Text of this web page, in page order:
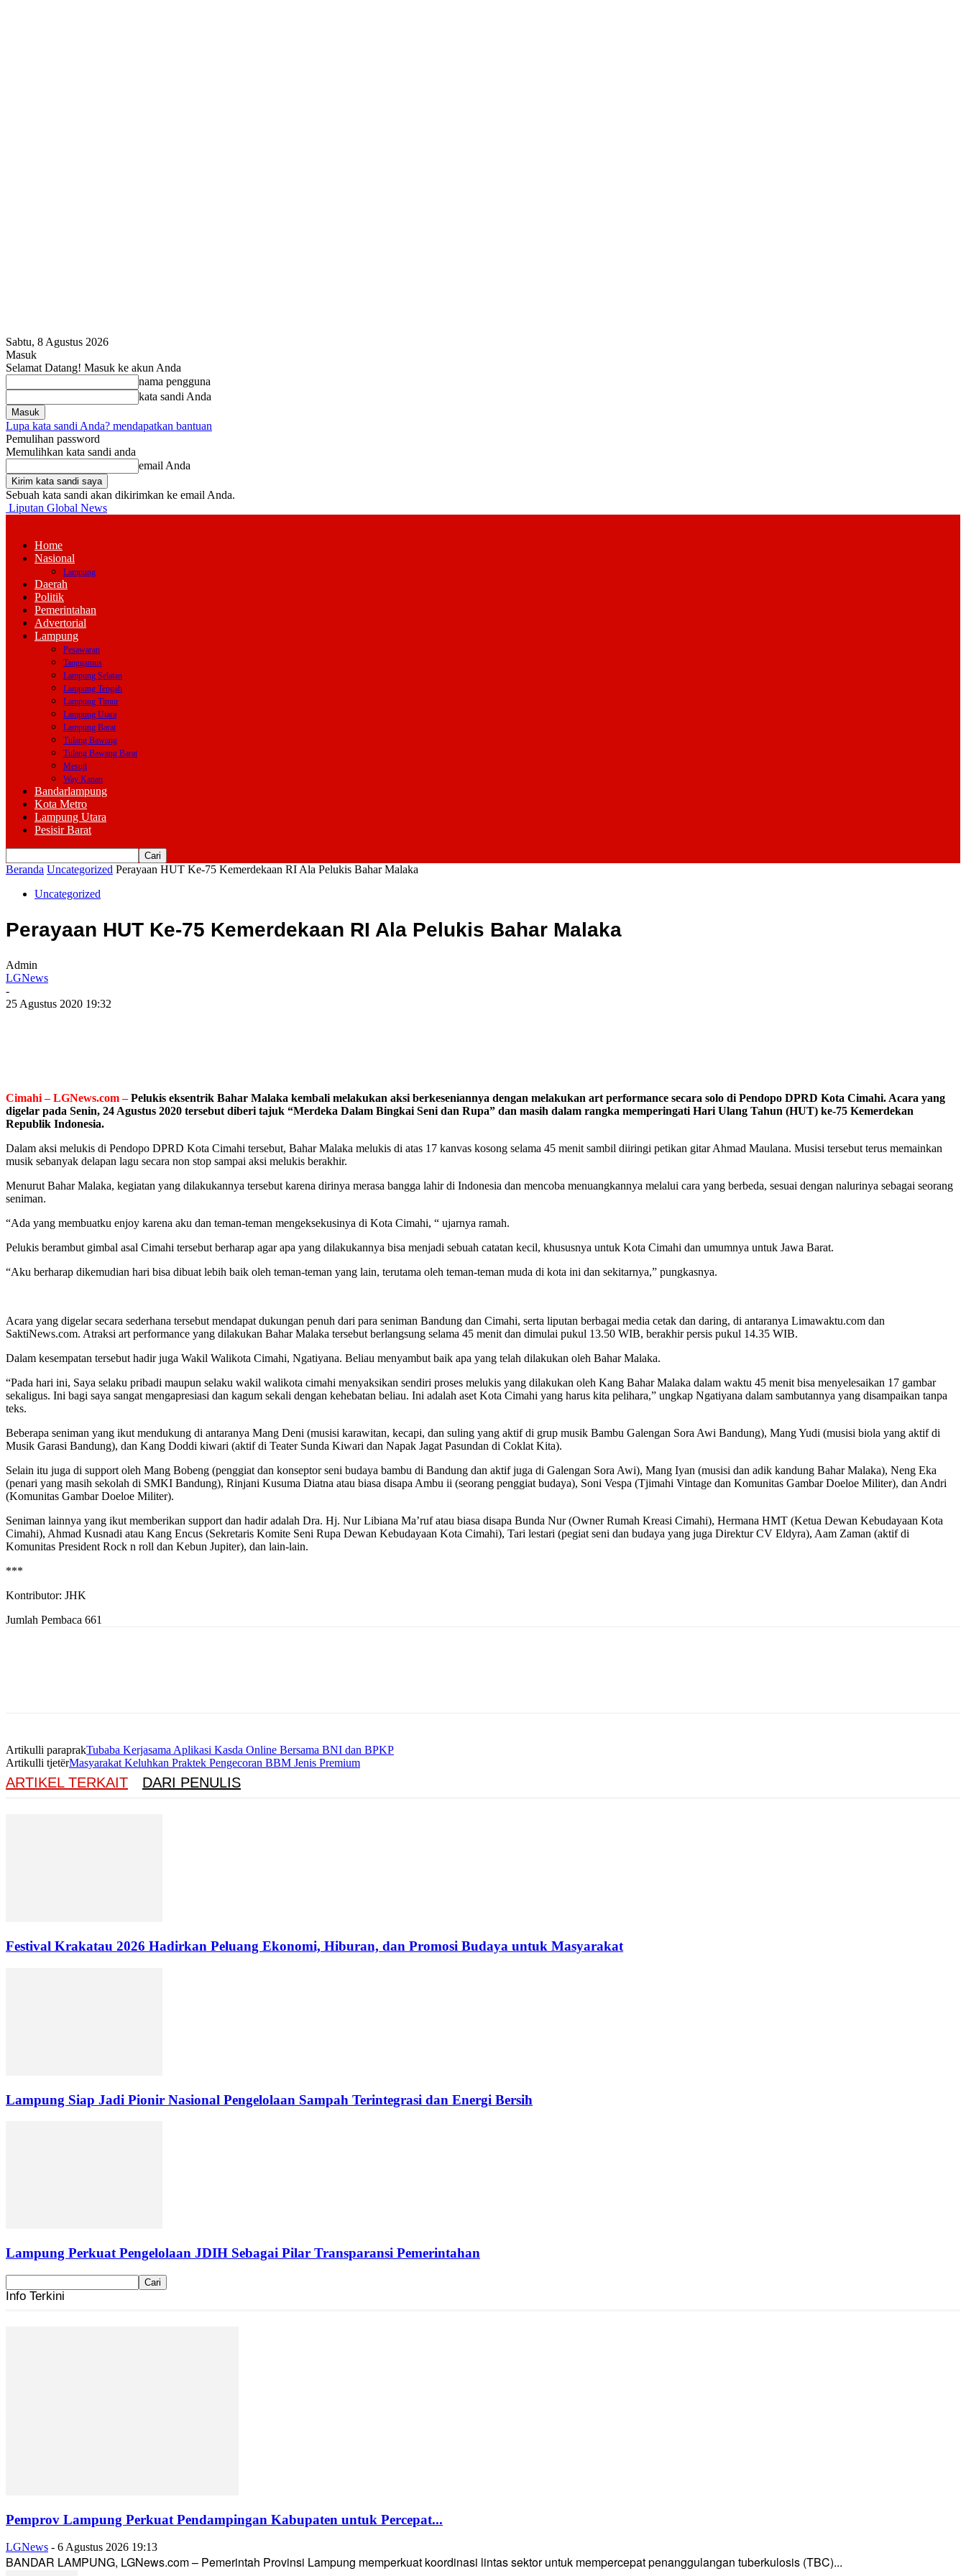
Sabtu, 8 Agustus 2026
Masuk
Selamat Datang! Masuk ke akun Anda
nama pengguna
kata sandi Anda
Lupa kata sandi Anda? mendapatkan bantuan
Pemulihan password
Memulihkan kata sandi anda
email Anda
Sebuah kata sandi akan dikirimkan ke email Anda.
Liputan Global News
Home
Nasional
Lampung
Daerah
Politik
Pemerintahan
Advertorial
Lampung
Pesawaran
Tanggamus
Lampung Selatan
Lampung Tengah
Lampung Timur
Lampung Utara
Lampung Barat
Tulang Bawang
Tulang Bawang Barat
Mesuji
Way Kanan
Bandarlampung
Kota Metro
Lampung Utara
Pesisir Barat
Beranda Uncategorized Perayaan HUT Ke-75 Kemerdekaan RI Ala Pelukis Bahar Malaka
Uncategorized
Perayaan HUT Ke-75 Kemerdekaan RI Ala Pelukis Bahar Malaka
Admin
LGNews
-
25 Agustus 2020 19:32
Cimahi – LGNews.com –Pelukis eksentrik Bahar Malaka kembali melakukan aksi berkeseniannya dengan melakukan art performance secara solo di Pendopo DPRD Kota Cimahi. Acara yang
digelar pada Senin, 24 Agustus 2020 tersebut diberi tajuk “Merdeka Dalam Bingkai Seni dan Rupa” dan masih dalam rangka memperingati Hari Ulang Tahun (HUT) ke-75 Kemerdekan
Republik Indonesia.
Dalam aksi melukis di Pendopo DPRD Kota Cimahi tersebut, Bahar Malaka melukis di atas 17 kanvas kosong selama 45 menit sambil diiringi petikan gitar Ahmad Maulana. Musisi tersebut terus memainkan
musik sebanyak delapan lagu secara non stop sampai aksi melukis berakhir.
Menurut Bahar Malaka, kegiatan yang dilakukannya tersebut karena dirinya merasa bangga lahir di Indonesia dan mencoba menuangkannya melalui cara yang berbeda, sesuai dengan nalurinya sebagai seorang
seniman.
“Ada yang membuatku enjoy karena aku dan teman-teman mengeksekusinya di Kota Cimahi, “ ujarnya ramah.
Pelukis berambut gimbal asal Cimahi tersebut berharap agar apa yang dilakukannya bisa menjadi sebuah catatan kecil, khususnya untuk Kota Cimahi dan umumnya untuk Jawa Barat.
“Aku berharap dikemudian hari bisa dibuat lebih baik oleh teman-teman yang lain, terutama oleh teman-teman muda di kota ini dan sekitarnya,” pungkasnya.
Acara yang digelar secara sederhana tersebut mendapat dukungan penuh dari para seniman Bandung dan Cimahi, serta liputan berbagai media cetak dan daring, di antaranya Limawaktu.com dan
SaktiNews.com. Atraksi art performance yang dilakukan Bahar Malaka tersebut berlangsung selama 45 menit dan dimulai pukul 13.50 WIB, berakhir persis pukul 14.35 WIB.
Dalam kesempatan tersebut hadir juga Wakil Walikota Cimahi, Ngatiyana. Beliau menyambut baik apa yang telah dilakukan oleh Bahar Malaka.
“Pada hari ini, Saya selaku pribadi maupun selaku wakil walikota cimahi menyaksikan sendiri proses melukis yang dilakukan oleh Kang Bahar Malaka dalam waktu 45 menit bisa menyelesaikan 17 gambar
sekaligus. Ini bagi saya sangat mengapresiasi dan kagum sekali dengan kehebatan beliau. Ini adalah aset Kota Cimahi yang harus kita pelihara,” ungkap Ngatiyana dalam sambutannya yang disampaikan tanpa
teks.
Beberapa seniman yang ikut mendukung di antaranya Mang Deni (musisi karawitan, kecapi, dan suling yang aktif di grup musik Bambu Galengan Sora Awi Bandung), Mang Yudi (musisi biola yang aktif di
Musik Garasi Bandung), dan Kang Doddi kiwari (aktif di Teater Sunda Kiwari dan Napak Jagat Pasundan di Coklat Kita).
Selain itu juga di support oleh Mang Bobeng (penggiat dan konseptor seni budaya bambu di Bandung dan aktif juga di Galengan Sora Awi), Mang Iyan (musisi dan adik kandung Bahar Malaka), Neng Eka
(penari yang masih sekolah di SMKI Bandung), Rinjani Kusuma Diatna atau biasa disapa Ambu ii (seorang penggiat budaya), Soni Vespa (Tjimahi Vintage dan Komunitas Gambar Doeloe Militer), dan Andri
(Komunitas Gambar Doeloe Militer).
Seniman lainnya yang ikut memberikan support dan hadir adalah Dra. Hj. Nur Libiana Ma’ruf atau biasa disapa Bunda Nur (Owner Rumah Kreasi Cimahi), Hermana HMT (Ketua Dewan Kebudayaan Kota
Cimahi), Ahmad Kusnadi atau Kang Encus (Sekretaris Komite Seni Rupa Dewan Kebudayaan Kota Cimahi), Tari lestari (pegiat seni dan budaya yang juga Direktur CV Eldyra), Aam Zaman (aktif di
Komunitas President Rock n roll dan Kebun Jupiter), dan lain-lain.
***
Kontributor: JHK
Jumlah Pembaca 661
Artikulli paraprakTubaba Kerjasama Aplikasi Kasda Online Bersama BNI dan BPKP
Artikulli tjetërMasyarakat Keluhkan Praktek Pengecoran BBM Jenis Premium
ARTIKEL TERKAIT DARI PENULIS
Festival Krakatau 2026 Hadirkan Peluang Ekonomi, Hiburan, dan Promosi Budaya untuk Masyarakat
Lampung Siap Jadi Pionir Nasional Pengelolaan Sampah Terintegrasi dan Energi Bersih
Lampung Perkuat Pengelolaan JDIH Sebagai Pilar Transparansi Pemerintahan
Info Terkini
Pemprov Lampung Perkuat Pendampingan Kabupaten untuk Percepat...
LGNews - 6 Agustus 2026 19:13
BANDAR LAMPUNG, LGNews.com – Pemerintah Provinsi Lampung memperkuat koordinasi lintas sektor untuk mempercepat penanggulangan tuberkulosis (TBC)...